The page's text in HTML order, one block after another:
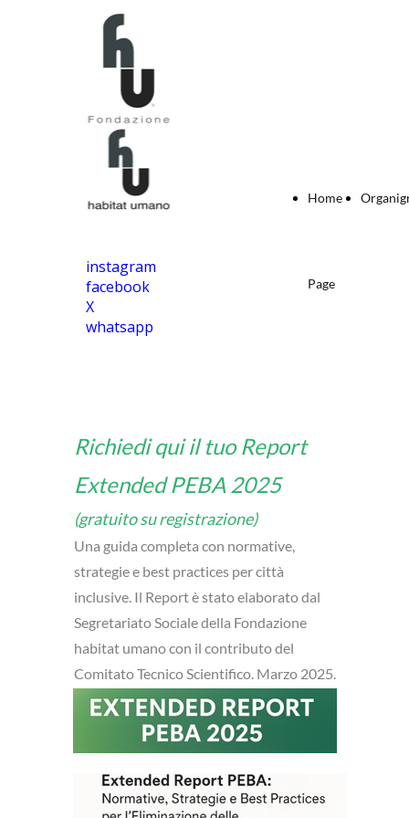
Home
Page
instagram
facebook
X
whatsapp
Richiedi qui il tuo Report
Extended PEBA 2025
(gratuito su registrazione)
Una guida completa con normative,
strategie e best practices per città
inclusive. Il Report è stato elaborato dal
Segretariato Sociale della Fondazione
habitat umano con il contributo del
Comitato Tecnico Scientifico. Marzo 2025.